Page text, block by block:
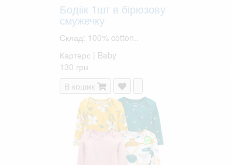
Бодіік 1шт в бірюзову
смужечку
Склад: 100% cotton..
Картерс | Baby
130 грн
В кошик